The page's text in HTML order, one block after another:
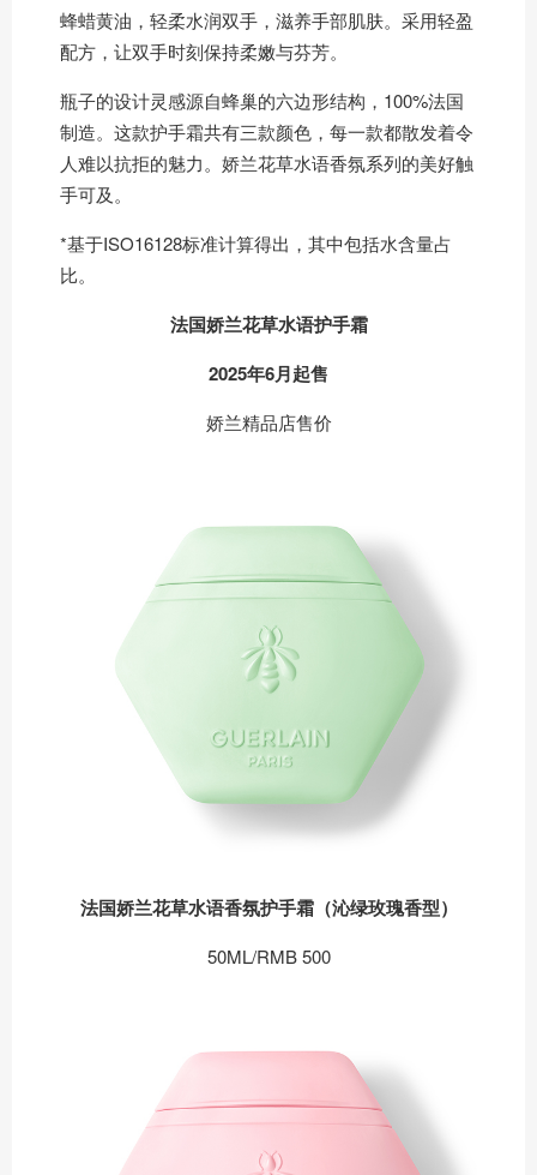
蜂蜡黄油，轻柔水润双手，滋养手部肌肤。采用轻盈
配方，让双手时刻保持柔嫩与芬芳。
瓶子的设计灵感源自蜂巢的六边形结构，100%法国
制造。这款护手霜共有三款颜色，每一款都散发着令
人难以抗拒的魅力。娇兰花草水语香氛系列的美好触
手可及。
*基于ISO16128标准计算得出，其中包括水含量占
比。
法国娇兰花草水语护手霜
2025年6月起售
娇兰精品店售价
法国娇兰花草水语香氛护手霜（沁绿玫瑰香型）
50ML/RMB 500